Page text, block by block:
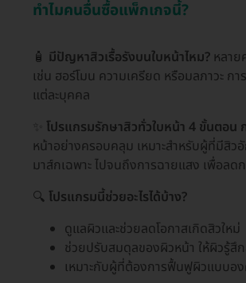
ทำไมคนอื่นซื้อแพ็กเกจนี้?
🧴 มีปัญหาสิวเรื้อรังบนใบหน้าไหม? หลา
เช่น ฮอร์โมน ความเครียด หรือมลภาวะ
แต่ละบุคคล
โปรแกรมรักษาสิวทั่วใบหน้า 4 ขั้นตอ
หน้าอย่างครอบคลุม เหมาะสำหรับผู้ที่มีสิ
มาส์กเฉพาะ ไปจนถึงการฉายแสง เพื่อล
🔍 โปรแกรมนี้ช่วยอะไรได้บ้าง?
ดูแลผิวและช่วยลดโอกาสเกิดสิวใหม่
ช่วยปรับสมดุลของผิวหน้า ให้ผิวรู้สึ
เหมาะกับผู้ที่ต้องการฟื้นฟูผิวแบบอง